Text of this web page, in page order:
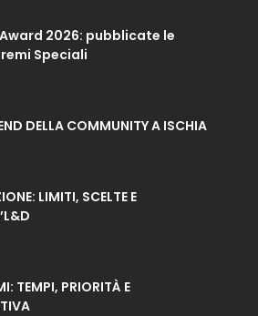
2026: pubblicate le
Speciali
DELLA COMMUNITY A ISCHIA
LIMITI, SCELTE E
TEMPI, PRIORITÀ E